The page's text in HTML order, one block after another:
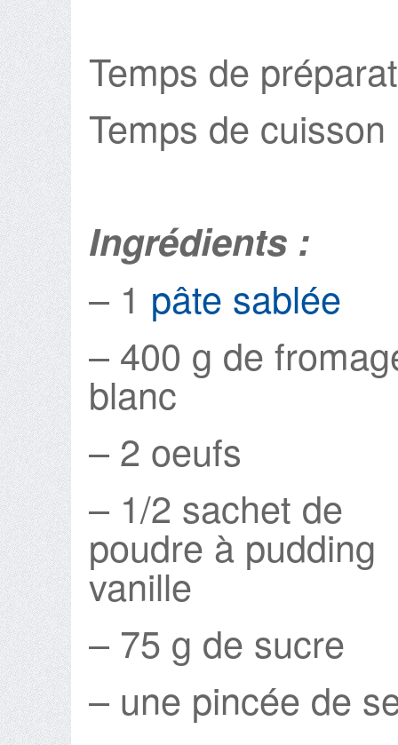
Temps de
Temps de
Ingrédients :
– 1 pâte sablée
– 400 g de
blanc
– 2 oeufs
– 1/2 sachet de
poudre à pudding
vanille
– 75 g de sucre
– une pincée de